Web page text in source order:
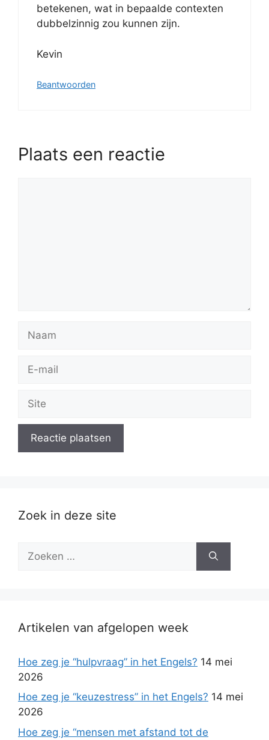
betekenen, wat in bepaalde contexten
dubbelzinnig zou kunnen zijn.
Kevin
Beantwoorden
Plaats een reactie
mail
Zoek in deze site
naar:
Artikelen van afgelopen week
Hoe zeg je “hulpvraag” in het Engels? 14 mei
2026
Hoe zeg je “keuzestress” in het Engels? 14 mei
2026
Hoe zeg je “mensen met afstand tot de